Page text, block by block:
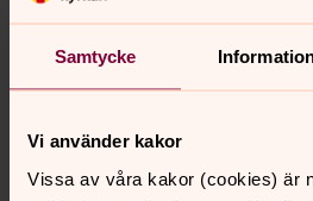
Samtycke
Vi använder kakor
Vissa av våra kakor (cookies) är
Senast ändrad 6 maj 2026
innehåll?